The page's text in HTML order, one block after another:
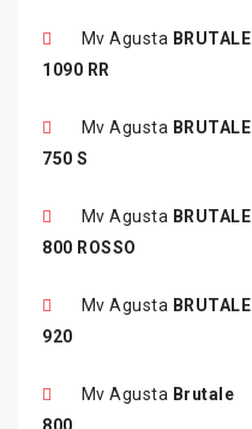
Mv Agusta BRUTALE
1090 RR
Mv Agusta BRUTALE
750 S
Mv Agusta BRUTALE
800 ROSSO
Mv Agusta BRUTALE
920
Mv Agusta Brutale